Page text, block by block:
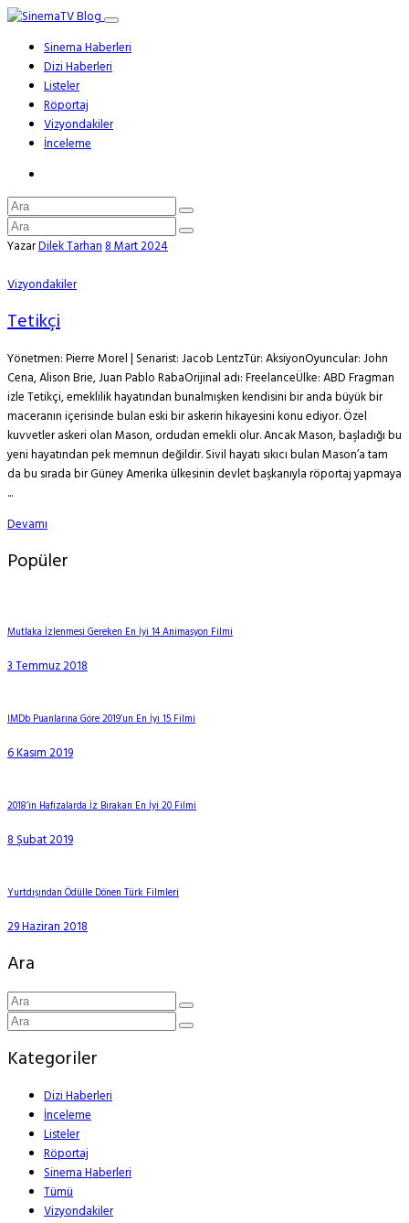
Sinema Haberleri
Dizi Haberleri
Listeler
Röportaj
Vizyondakiler
İnceleme
YazarDilek Tarhan8 Mart 2024
Vizyondakiler
Tetikçi
Yönetmen: Pierre Morel | Senarist: Jacob LentzTür: AksiyonOyuncular: John
Cena, Alison Brie, Juan Pablo RabaOrijinal adı: FreelanceÜlke: ABD Fragman
izle Tetikçi, emeklilik hayatından bunalmışken kendisini bir anda büyük bir
maceranın içerisinde bulan eski bir askerin hikayesini konu ediyor. Özel
kuvvetler askeri olan Mason, ordudan emekli olur. Ancak Mason, başladığı bu
yeni hayatından pek memnun değildir. Sivil hayatı sıkıcı bulan Mason’a tam
da bu sırada bir Güney Amerika ülkesinin devlet başkanıyla röportaj yapmaya
...
Devamı
Popüler
Mutlaka İzlenmesi Gereken En İyi 14 Animasyon Filmi
3 Temmuz 2018
IMDb Puanlarına Göre 2019’un En İyi 15 Filmi
6 Kasım 2019
2018’in Hafızalarda İz Bırakan En İyi 20 Filmi
8 Şubat 2019
Yurtdışından Ödülle Dönen Türk Filmleri
29 Haziran 2018
Ara
Kategoriler
Dizi Haberleri
İnceleme
Listeler
Röportaj
Sinema Haberleri
Tümü
Vizyondakiler